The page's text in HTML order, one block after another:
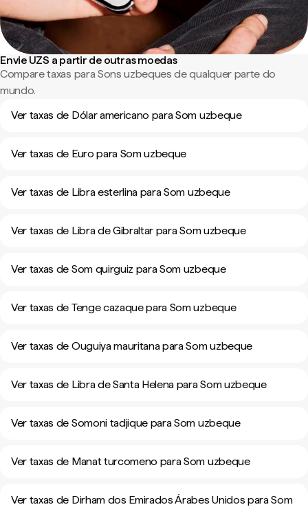
Envie UZS a partir de outras moedas
Compare taxas para Sons uzbeques de qualquer parte do
mundo.
Ver taxas de Dólar americano para Som uzbeque
Ver taxas de Euro para Som uzbeque
Ver taxas de Libra esterlina para Som uzbeque
Ver taxas de Libra de Gibraltar para Som uzbeque
Ver taxas de Som quirguiz para Som uzbeque
Ver taxas de Tenge cazaque para Som uzbeque
Ver taxas de Ouguiya mauritana para Som uzbeque
Ver taxas de Libra de Santa Helena para Som uzbeque
Ver taxas de Somoni tadjique para Som uzbeque
Ver taxas de Manat turcomeno para Som uzbeque
Ver taxas de Dirham dos Emirados Árabes Unidos para Som